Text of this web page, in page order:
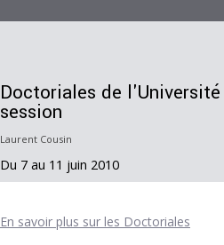
Doctoriales de
session
Laurent Cousin
Du 7 au 11 juin 2010
En savoir plus sur les Doctoriales